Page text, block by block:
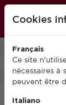
Cookies
Français
Ce site
nécessaires à
peuvent être
Italiano